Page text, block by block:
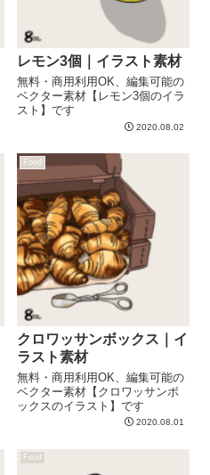
レモン3個｜イラスト素材
無料・商用利用OK、編集可能の
ベクター素材【レモン3個のイラ
スト】です
2020.08.02
Food
クロワッサンボックス｜イ
ラスト素材
無料・商用利用OK、編集可能の
ベクター素材【クロワッサンボ
ックスのイラスト】です
2020.08.01
Food